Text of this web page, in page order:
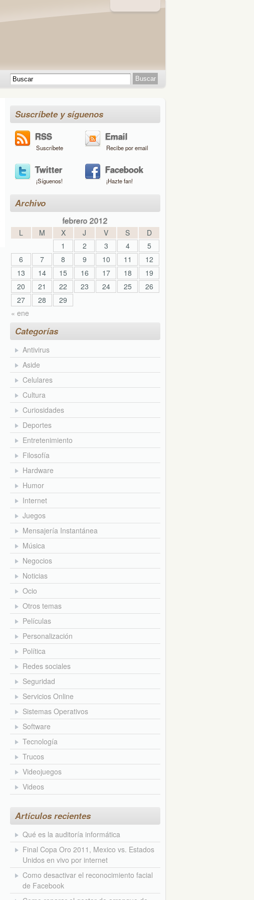
Suscríbete y síguenos
RSS
Suscríbete
Email
Recibe por email
Twitter
¡Síguenos!
Facebook
¡Hazte fan!
Archivo
febrero 2012
L M X J V S D
« ene
1 2 3 4
5
6
7 8 9 10 11
12
13
14 15 16 17 18
19
20
21 22 23 24 25
26
27
28 29
Categorías
Antivirus
Aside
Celulares
Cultura
Curiosidades
Deportes
Entretenimiento
Filosofía
Hardware
Humor
Internet
Juegos
Mensajería Instantánea
Música
Negocios
Noticias
Ocio
Otros temas
Películas
Personalización
Política
Redes sociales
Seguridad
Servicios Online
Sistemas Operativos
Software
Tecnología
Trucos
Videojuegos
Videos
Artículos recientes
Qué es la auditoría informática
Final Copa Oro 2011, Mexico vs. Estados
Unidos en vivo por internet
Como desactivar el reconocimiento facial
de Facebook